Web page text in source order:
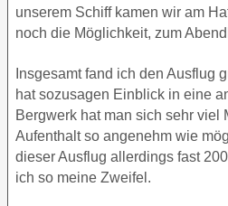
unserem Schiff kamen wir am
noch die Möglichkeit, zum
Insgesamt fand ich den Ausflug
hat sozusagen Einblick in eine
Bergwerk hat man sich sehr viel
Aufenthalt so angenehm wie
dieser Ausflug allerdings fast
ich so meine Zweifel.